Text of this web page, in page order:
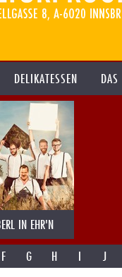
DELIKATESSEN
IN EHR'N
F G H I J